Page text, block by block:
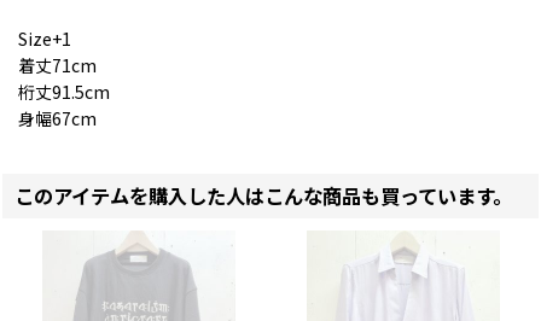
Size+1
着丈71cm
桁丈91.5cm
身幅67cm
このアイテムを購入した人はこんな商品も買っています。